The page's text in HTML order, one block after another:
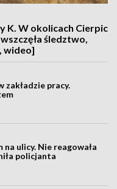
K. W okolicach Cierpic
śledztwo,
wideo]
zakładzie pracy.
na ulicy. Nie reagowała
policjanta